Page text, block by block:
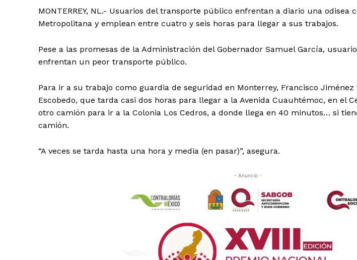
MONTERREY, NL.- Usuarios del transporte público enfrentan a diario una odisea
Metropolitana y emplean entre cuatro y seis horas para llegar a sus trabajos.
Pese a las promesas de la Administración del Gobernador Samuel García,
enfrentan un peor transporte público.
Para ir a su trabajo como guardia de seguridad en Monterrey, Francisco
Escobedo, que tarda casi dos horas para llegar a la Avenida Cuauhtémoc, en el
otro camión para ir a la Colonia Los Cedros, a donde llega en 40 minutos… si
camión.
“A veces se tarda hasta una hora y media (en pasar)”, asegura.
- Anuncio -